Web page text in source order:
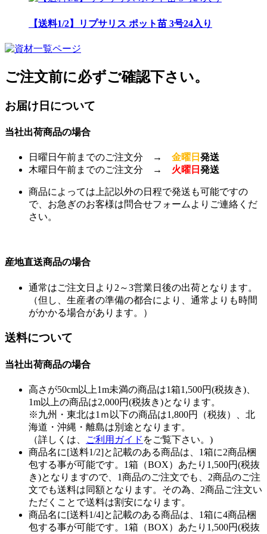
【送料1/2】リプサリス ポット苗 3号24入り
ご注文前に必ずご確認下さい。
お届け日について
当社出荷商品の場合
日曜日午前までのご注文分 → 金曜日 発送
木曜日午前までのご注文分 → 火曜日 発送
商品によっては上記以外の日程で発送も可能ですの
で、お急ぎのお客様は問合せフォームよりご連絡くだ
さい。
産地直送商品の場合
通常はご注文日より2～3営業日後の出荷となります。
（但し、生産者の準備の都合により、通常よりも時間
がかかる場合があります。）
送料について
当社出荷商品の場合
高さが50cm以上1m未満の商品は1箱1,500円(税抜き)、
1m以上の商品は2,000円(税抜き)となります。
※九州・東北は1ｍ以下の商品は1,800円（税抜）、北
海道・沖縄・離島は別途となります。
（詳しくは、
ご利用ガイド をご覧下さい。)
商品名に[送料1/2]と記載のある商品は、1箱に2商品梱
包する事が可能です。1箱（BOX）あたり1,500円(税抜
き)となりますので、1商品のご注文でも、2商品のご注
文でも送料は同額となります。その為、2商品ご注文い
ただくことで送料は割安になります。
商品名に[送料1/4]と記載のある商品は、1箱に4商品梱
包する事が可能です。1箱（BOX）あたり1,500円(税抜